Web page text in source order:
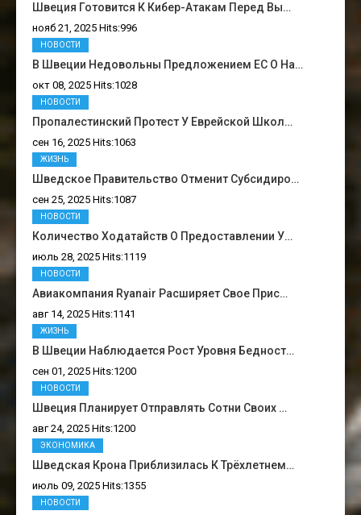
Швеция Готовится К Кибер-Атакам Перед Вы…
нояб 21, 2025 Hits:996
В Швеции Недовольны Предложением ЕС О На…
окт 08, 2025 Hits:1028
НОВОСТИ
Пропалестинский Протест У Еврейской Школ…
сен 16, 2025 Hits:1063
НОВОСТИ
Шведское Правительство Отменит Субсидиро…
сен 25, 2025 Hits:1087
ЖИЗНЬ
Количество Ходатайств О Предоставлении У…
июль 28, 2025 Hits:1119
НОВОСТИ
Авиакомпания Ryanair Расширяет Свое Прис…
авг 14, 2025 Hits:1141
НОВОСТИ
В Швеции Наблюдается Рост Уровня Бедност…
сен 01, 2025 Hits:1200
ЖИЗНЬ
Швеция Планирует Отправлять Сотни Своих …
авг 24, 2025 Hits:1200
НОВОСТИ
Шведская Крона Приблизилась К Трёхлетнем…
июль 09, 2025 Hits:1355
ЭКОНОМИКА
НОВОСТИ